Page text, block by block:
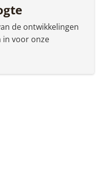
de ontwikkelingen
in voor onze